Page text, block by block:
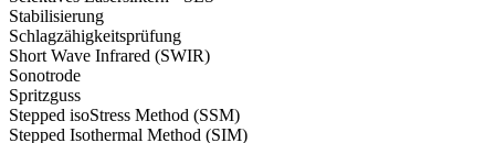
Stabilisierung
Schlagzähigkeitsprüfung
Short Wave Infrared (SWIR)
Sonotrode
Spritzguss
Stepped isoStress Method (SSM)
Stepped Isothermal Method (SIM)